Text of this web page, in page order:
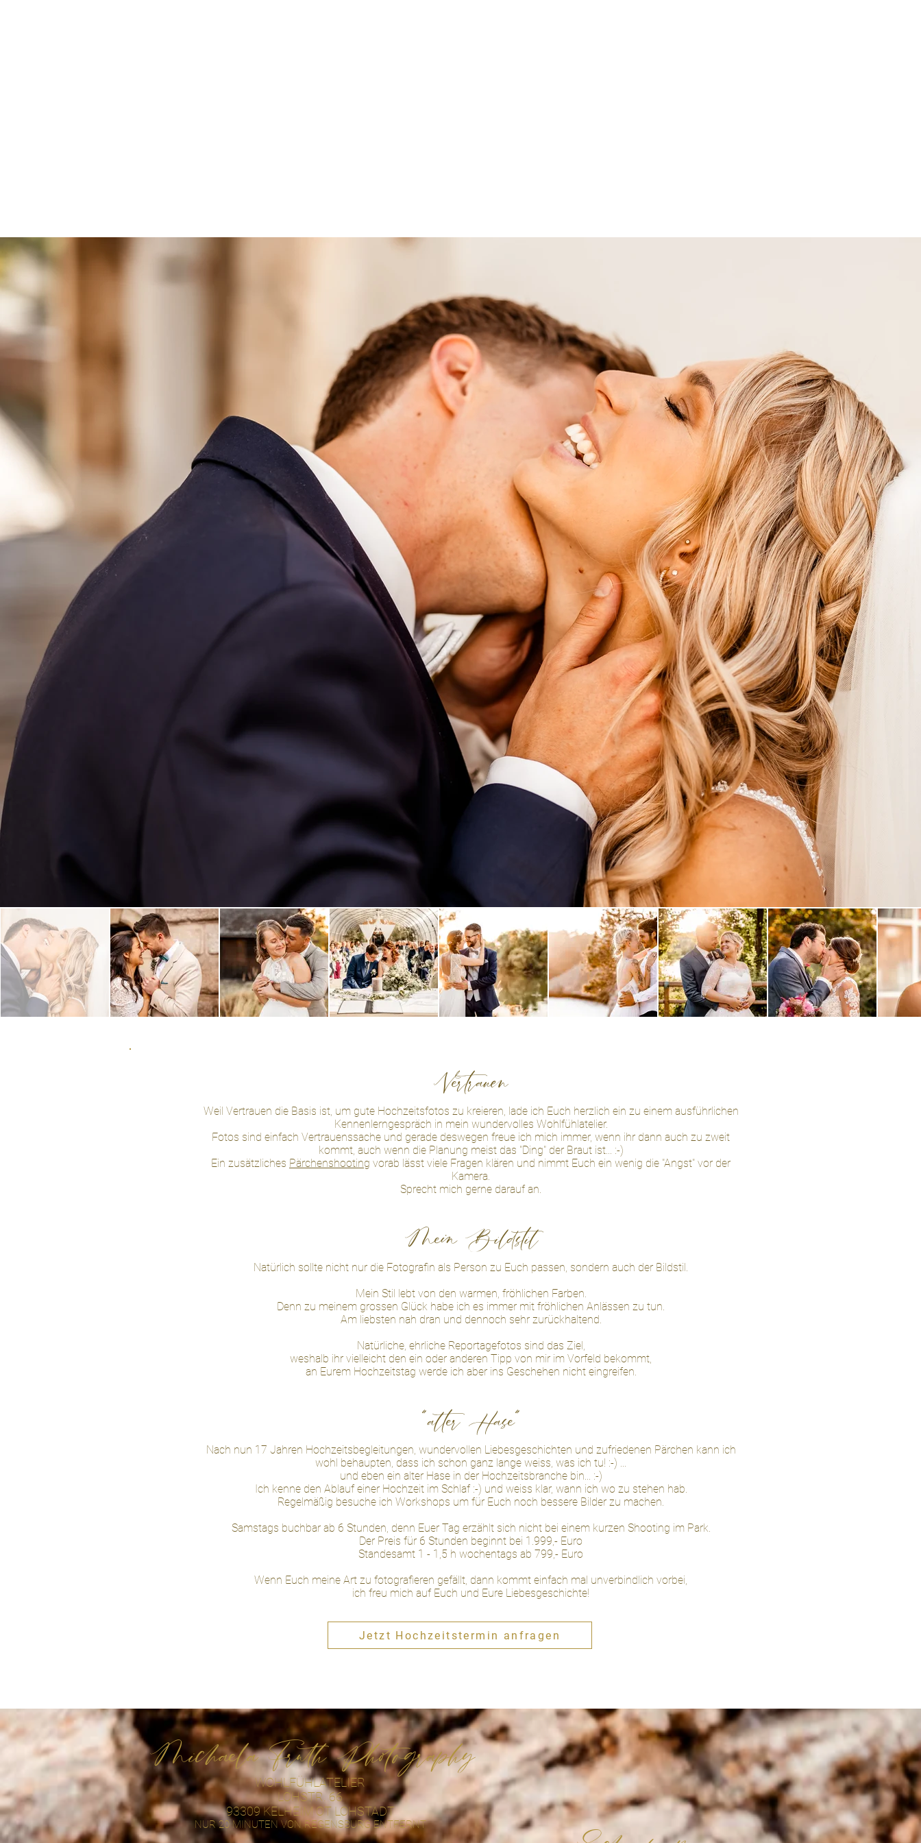
Vertrauen
Weil Vertrauen die Basis ist, um gute Hochzeitsfotos zu kreieren, lade ich Euch herzlich ein zu einem ausführlichen
Kennenlerngespräch in mein wundervolles Wohlfühlatelier.
Fotos sind einfach Vertrauenssache und gerade deswegen freue ich mich immer, wenn ihr dann auch zu zweit
kommt, auch wenn die Planung meist das "Ding" der Braut ist... :-)
Ein zusätzliches Pärchenshooting vorab lässt viele Fragen klären und nimmt Euch ein wenig die "Angst" vor der
Kamera.
Sprecht mich gerne darauf an.
Mein Bildstil
Natürlich sollte nicht nur die Fotografin als Person zu Euch passen, sondern auch der Bildstil.
Mein Stil lebt von den warmen, fröhlichen Farben.
Denn zu meinem grossen Glück habe ich es immer mit fröhlichen Anlässen zu tun.
Am liebsten nah dran und dennoch sehr zurückhaltend.
Natürliche, ehrliche Reportagefotos sind das Ziel,
weshalb ihr vielleicht den ein oder anderen Tipp von mir im Vorfeld bekommt,
an Eurem Hochzeitstag werde ich aber ins Geschehen nicht eingreifen.
"alter Hase"
Nach nun 17 Jahren Hochzeitsbegleitungen, wundervollen Liebesgeschichten und zufriedenen Pärchen kann ich
wohl behaupten, dass ich schon ganz lange weiss, was ich tu! :-) ...
und eben ein alter Hase in der Hochzeitsbranche bin... :-)
Ich kenne den Ablauf einer Hochzeit im Schlaf :-) und weiss klar, wann ich wo zu stehen hab.
Regelmäßig besuche ich Workshops um für Euch noch bessere Bilder zu machen.
Samstags buchbar ab 6 Stunden, denn Euer Tag erzählt sich nicht bei einem kurzen Shooting im Park.
Der Preis für 6 Stunden beginnt bei 1.999,- Euro
​Standesamt 1 - 1,5 h wochentags ab 799,- Euro
Wenn Euch meine Art zu fotografieren gefällt, dann kommt einfach mal unverbindlich vorbei,
ich freu mich auf Euch und Eure Liebesgeschichte!
Jetzt Hochzeitstermin anfragen
Michaela Fruth Photography
WOHLFÜHLATELIER
LOHSTR. 66
93309 KELHEIM OT LOHSTADT
NUR 20 MINUTEN VON REGENSBURG ENTFERNT